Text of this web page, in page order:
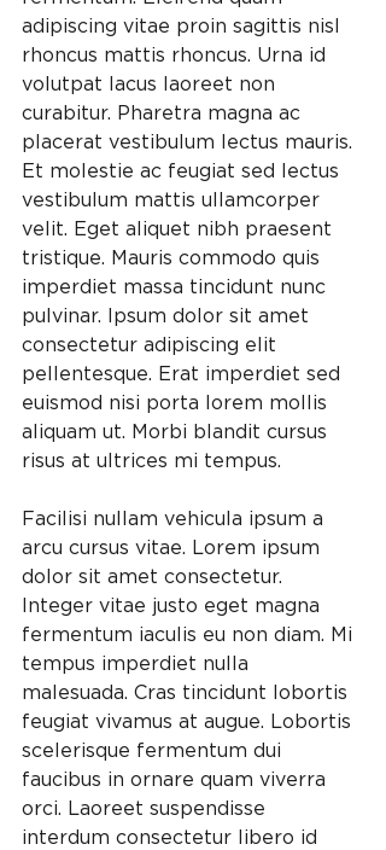
adipiscing vitae proin sagittis nisl
rhoncus mattis rhoncus. Urna id
volutpat lacus laoreet non
curabitur. Pharetra magna ac
placerat vestibulum lectus mauris.
Et molestie ac feugiat sed lectus
vestibulum mattis ullamcorper
velit. Eget aliquet nibh praesent
tristique. Mauris commodo quis
imperdiet massa tincidunt nunc
pulvinar. Ipsum dolor sit amet
consectetur adipiscing elit
pellentesque. Erat imperdiet sed
euismod nisi porta lorem mollis
aliquam ut. Morbi blandit cursus
risus at ultrices mi tempus.
Facilisi nullam vehicula ipsum a
arcu cursus vitae. Lorem ipsum
dolor sit amet consectetur.
Integer vitae justo eget magna
fermentum iaculis eu non diam. Mi
tempus imperdiet nulla
malesuada. Cras tincidunt lobortis
feugiat vivamus at augue. Lobortis
scelerisque fermentum dui
faucibus in ornare quam viverra
orci. Laoreet suspendisse
interdum consectetur libero id